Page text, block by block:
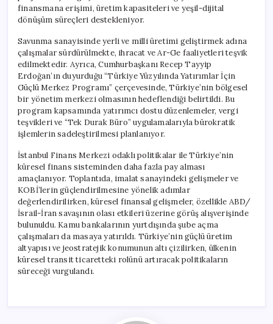
finansmana erişimi, üretim kapasiteleri ve yeşil-dijital
dönüşüm süreçleri destekleniyor.
Savunma sanayisinde yerli ve milli üretimi geliştirmek adına
çalışmalar sürdürülmekte, ihracat ve Ar-Ge faaliyetleri teşvik
edilmektedir. Ayrıca, Cumhurbaşkanı Recep Tayyip
Erdoğan’ın duyurduğu “Türkiye Yüzyılında Yatırımlar İçin
Güçlü Merkez Programı” çerçevesinde, Türkiye’nin bölgesel
bir yönetim merkezi olmasının hedeflendiği belirtildi. Bu
program kapsamında yatırımcı dostu düzenlemeler, vergi
teşvikleri ve “Tek Durak Büro” uygulamalarıyla bürokratik
işlemlerin sadeleştirilmesi planlanıyor.
İstanbul Finans Merkezi odaklı politikalar ile Türkiye’nin
küresel finans sisteminden daha fazla pay alması
amaçlanıyor. Toplantıda, imalat sanayindeki gelişmeler ve
KOBİ’lerin güçlendirilmesine yönelik adımlar
değerlendirilirken, küresel finansal gelişmeler, özellikle ABD/
İsrail-İran savaşının olası etkileri üzerine görüş alışverişinde
bulunuldu. Kamu bankalarının yurtdışında şube açma
çalışmaları da masaya yatırıldı. Türkiye’nin güçlü üretim
altyapısı ve jeostratejik konumunun altı çizilirken, ülkenin
küresel transit ticaretteki rolünü artıracak politikaların
süreceği vurgulandı.